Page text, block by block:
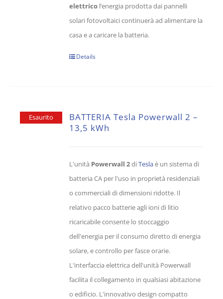
elettrico l’energia prodotta dai pannelli
solari fotovoltaici continuerà ad alimentare la
casa e a caricare la batteria.
Details
Esaurito
BATTERIA Tesla Powerwall 2 –
13,5 kWh
L'unità Powerwall 2diTeslaè un sistema di
batteria CA per l'uso in proprietà residenziali
o commerciali di dimensioni ridotte. Il
relativo pacco batterie agli ioni di litio
ricaricabile consente lo stoccaggio
dell'energia per il consumo diretto di energia
solare, e controllo per fasce orarie.
L'interfaccia elettrica dell'unità Powerwall
facilita il collegamento in qualsiasi abitazione
o edificio. L'innovativo design compatto